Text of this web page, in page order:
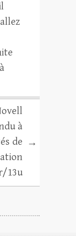
à
de
13u
→